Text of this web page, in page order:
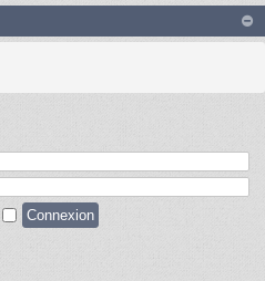
on
pti
on